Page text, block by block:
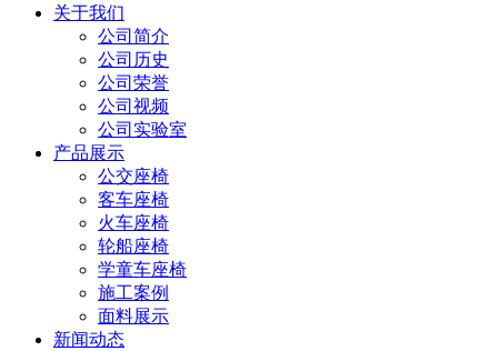
关于我们
公司简介
公司历史
公司荣誉
公司视频
公司实验室
产品展示
公交座椅
客车座椅
火车座椅
轮船座椅
学童车座椅
施工案例
面料展示
新闻动态